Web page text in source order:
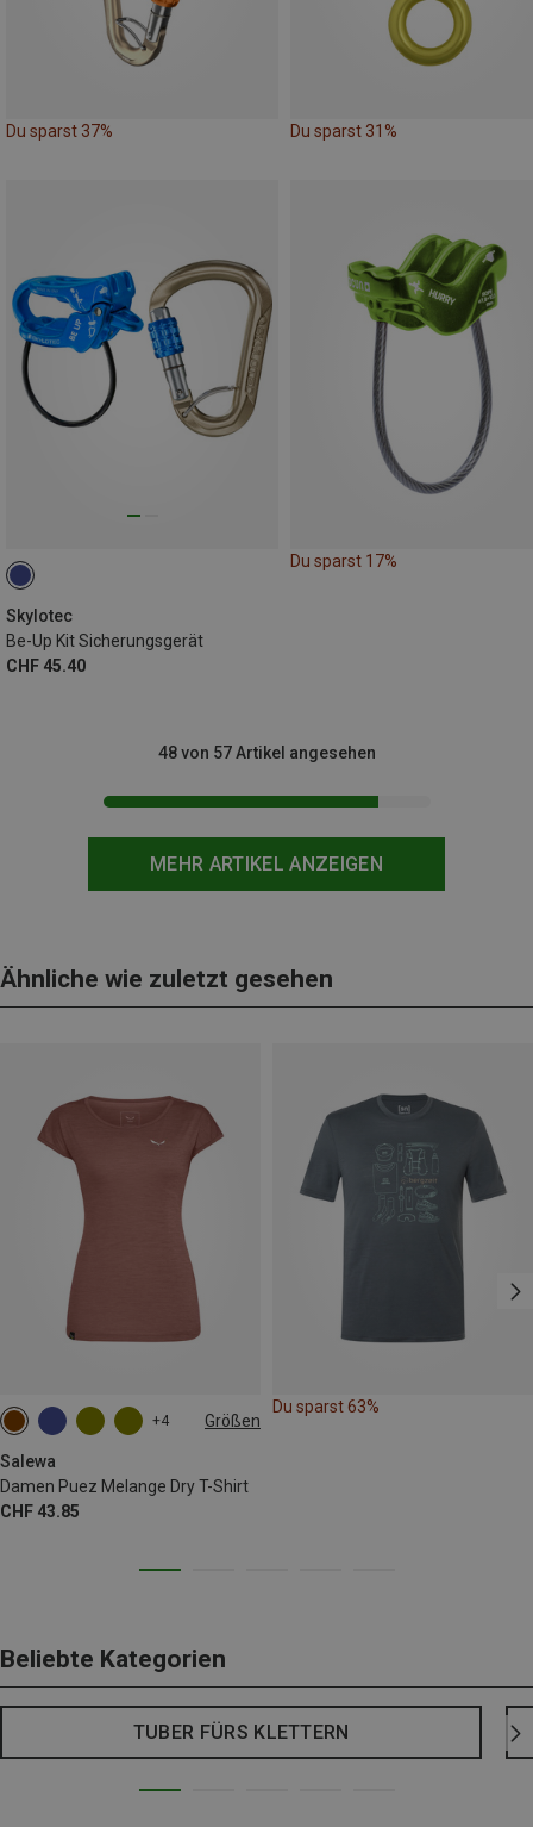
Du sparst 37% Du sparst 31%
Skylotec
Be-Up Kit Sicherungsgerät
CHF 45.40
Du sparst 17%
MEHR ARTIKEL ANZEIGEN
48 von 57 Artikel angesehen
Ähnliche wie zuletzt gesehen
+4 Größen
Salewa
Damen Puez Melange Dry T-Shirt
CHF 43.85
XS S M
XXL
Du sparst 63%
Beliebte Kategorien
TUBER FÜRS KLETTERN